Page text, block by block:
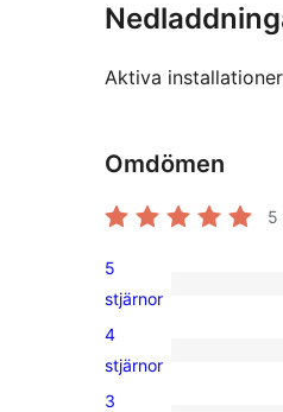
Aktiva
Omdömen
5
1
5-
stjärnig
5
stjärnor
0
4-
4
stjärnor
3